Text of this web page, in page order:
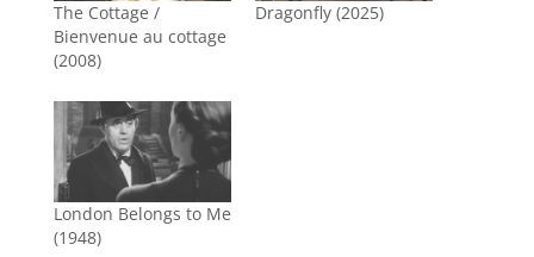
The Cottage /
Bienvenue au cottage
(2008)
Dragonfly (2025)
London Belongs to Me
(1948)